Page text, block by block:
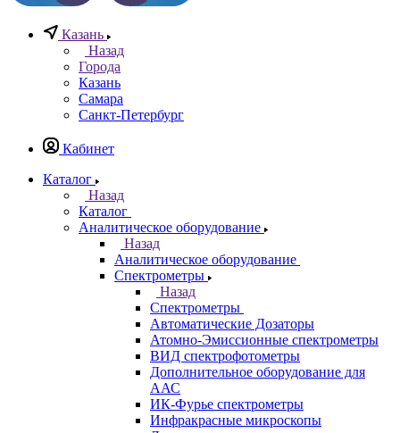
0
Казань
Назад
Города
Казань
Санкт-Петербург
Аналитическое оборудование